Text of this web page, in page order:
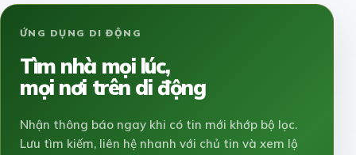
ỨNG DỤNG DI ĐỘNG
Tìm nhà mọi lúc,
mọi nơi trên di động
Nhận thông báo ngay khi có tin mới khớp bộ lọc.
Lưu tìm kiếm, liên hệ nhanh với chủ tin và xem lộ